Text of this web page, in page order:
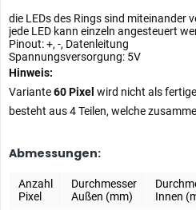
die LEDs des Rings sind miteinander
jede LED kann einzeln angesteuert
Pinout: +, -, Datenleitung
Spannungsversorgung: 5V
Hinweis:
Variante60 Pixel wird nicht als
besteht aus 4 Teilen, welche
Abmessungen:
Anzahl
Pixel
Durchmesser
Außen (mm)
Innen